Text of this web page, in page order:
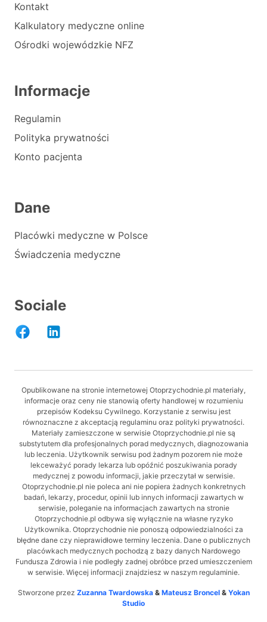
Kontakt
Kalkulatory medyczne online
Ośrodki wojewódzkie NFZ
Informacje
Regulamin
Polityka prywatności
Konto pacjenta
Dane
Placówki medyczne w Polsce
Świadczenia medyczne
Sociale
Opublikowane na stronie internetowej Otoprzychodnie.pl materiały,
informacje oraz ceny nie stanowią oferty handlowej w rozumieniu
przepisów Kodeksu Cywilnego. Korzystanie z serwisu jest
równoznaczne z akceptacją regulaminu oraz polityki prywatności.
Materiały zamieszczone w serwisie Otoprzychodnie.pl nie są
substytutem dla profesjonalnych porad medycznych, diagnozowania
lub leczenia. Użytkownik serwisu pod żadnym pozorem nie może
lekceważyć porady lekarza lub opóźnić poszukiwania porady
medycznej z powodu informacji, jakie przeczytał w serwisie.
Otoprzychodnie.pl nie poleca ani nie popiera żadnych konkretnych
badań, lekarzy, procedur, opinii lub innych informacji zawartych w
serwisie, poleganie na informacjach zawartych na stronie
Otoprzychodnie.pl odbywa się wyłącznie na własne ryzyko
Użytkownika. Otoprzychodnie nie ponoszą odpowiedzialności za
błędne dane czy nieprawidłowe terminy leczenia. Dane o publicznych
placówkach medycznych pochodzą z bazy danych Nardowego
Fundusza Zdrowia i nie podległy zadnej obróbce przed umieszczeniem
w serwisie. Więcej informacji znajdziesz w naszym regulaminie.
Stworzone przez Zuzanna Twardowska & Mateusz Broncel & Yokan
Studio